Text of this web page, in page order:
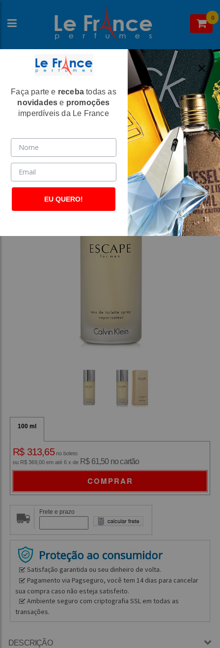
0
Home>Calvin Klein >Perfumes Masculinos
Escape Masculino Eau de Toilette -
Calvin Klein
(366)
100 ml
R$ 313,65no boleto
ou R$ 369,00 em até 6 x de R$ 61,50 no cartão
COMPRAR
Frete e prazo
Satisfação garantida ou seu dinheiro de volta.
Pagamento via Pagseguro, você tem 14 dias para cancelar
sua compra caso não esteja satisfeito.
Ambiente seguro com criptografia SSL em todas as
transações.
DESCRIÇÃO
Faça parte e receba todas as
novidades e promoções
imperdíveis da Le France
EU QUERO!